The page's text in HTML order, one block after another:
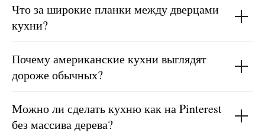
Что за широкие планки между дверцами
кухни?
Почему американские кухни выглядят
дороже обычных?
Можно ли сделать кухню как на Pinterest
без массива дерева?